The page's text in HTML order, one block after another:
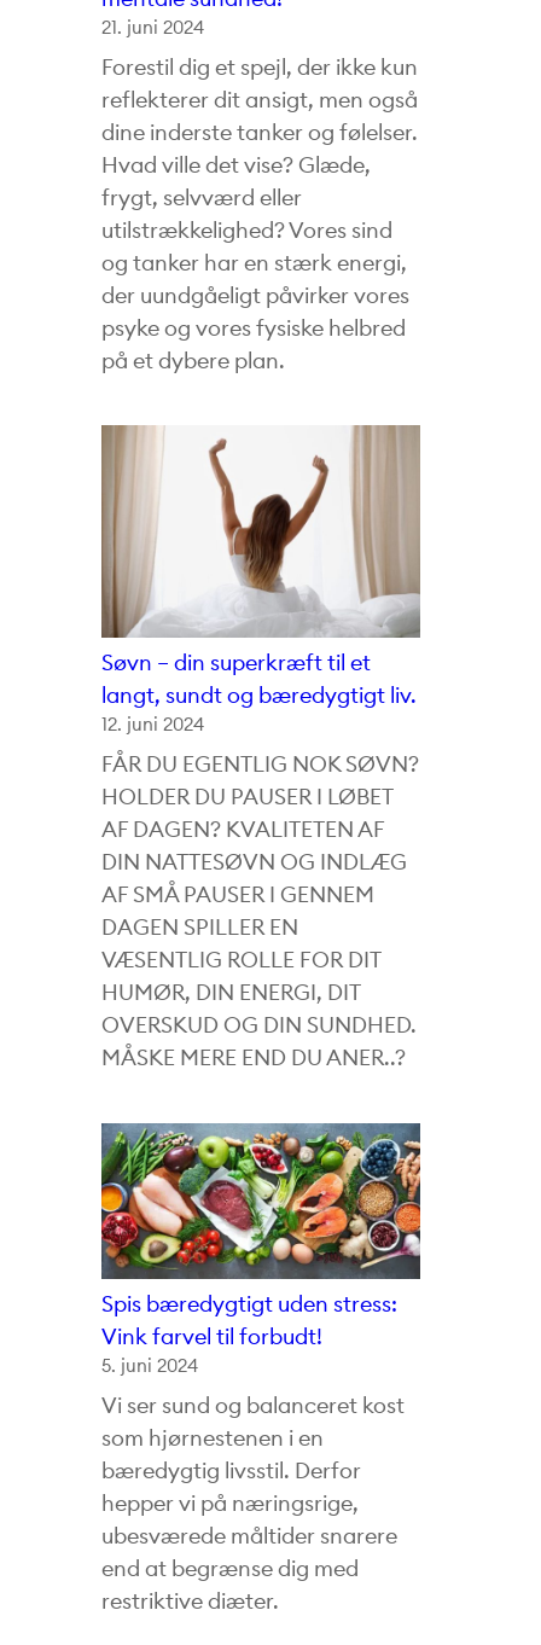
21. juni 2024
Forestil dig et spejl, der ikke kun
reflekterer dit ansigt, men også
dine inderste tanker og følelser.
Hvad ville det vise? Glæde,
frygt, selvværd eller
utilstrækkelighed? Vores sind
og tanker har en stærk energi,
der uundgåeligt påvirker vores
psyke og vores fysiske helbred
på et dybere plan.
Søvn – din superkræft til et
langt, sundt og bæredygtigt liv.
12. juni 2024
FÅR DU EGENTLIG NOK SØVN?
HOLDER DU PAUSER I LØBET
AF DAGEN? KVALITETEN AF
DIN NATTESØVN OG INDLÆG
AF SMÅ PAUSER I GENNEM
DAGEN SPILLER EN
VÆSENTLIG ROLLE FOR DIT
HUMØR, DIN ENERGI, DIT
OVERSKUD OG DIN SUNDHED.
MÅSKE MERE END DU ANER..?
Spis bæredygtigt uden stress:
Vink farvel til forbudt!
5. juni 2024
Vi ser sund og balanceret kost
som hjørnestenen i en
bæredygtig livsstil. Derfor
hepper vi på næringsrige,
ubesværede måltider snarere
end at begrænse dig med
restriktive diæter.